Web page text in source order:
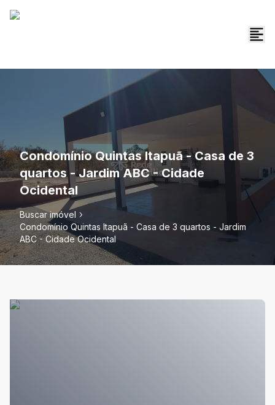
Condomínio Quintas Itapuã - Casa de 3
quartos - Jardim ABC - Cidade
Ocidental
Buscar imóvel
Condomínio Quintas Itapuã - Casa de 3 quartos - Jardim
ABC - Cidade Ocidental